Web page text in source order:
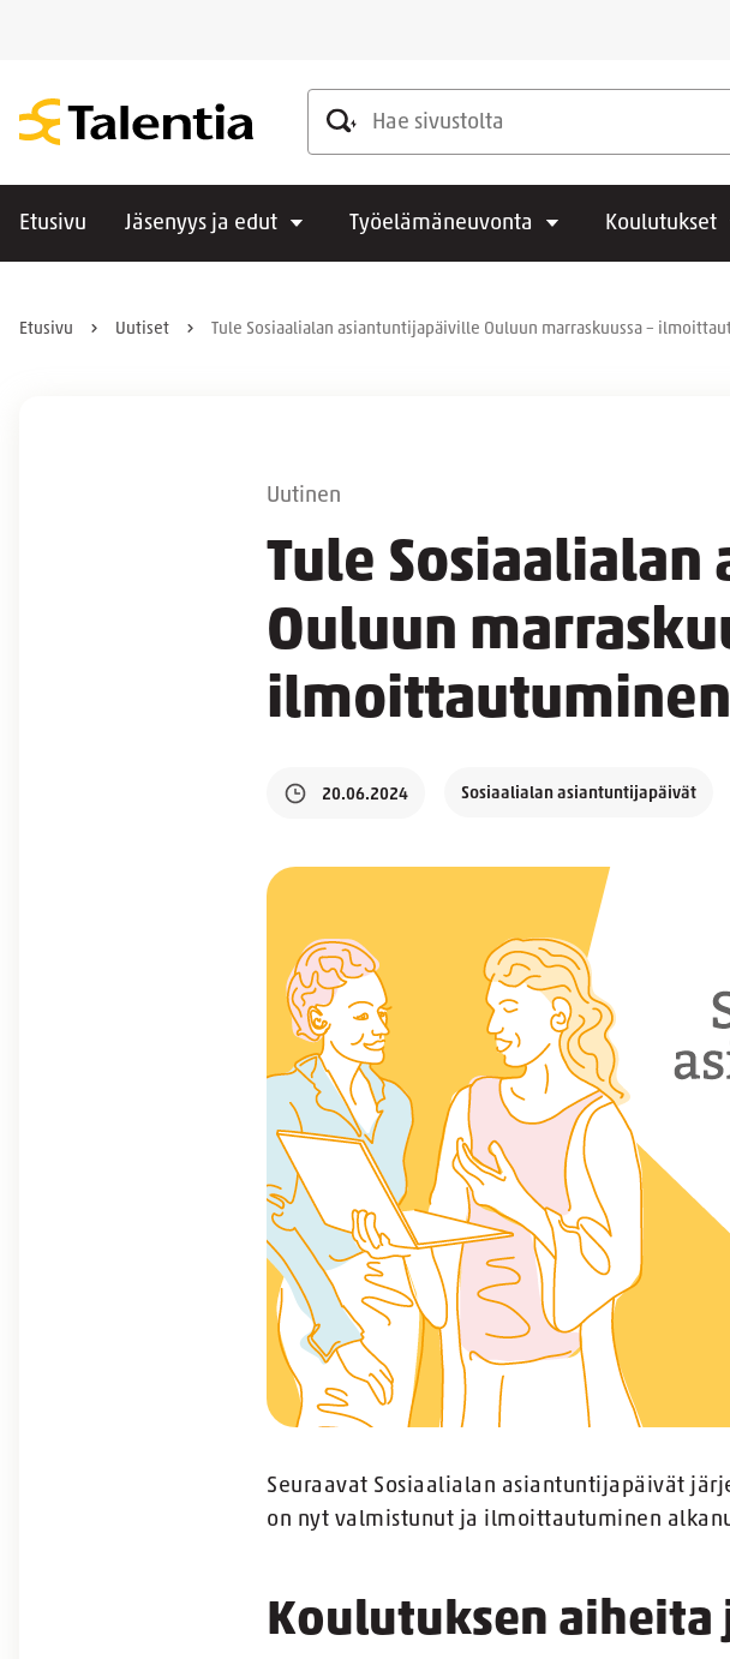
Hae sivustolta
Etusivu Jäsenyys ja edut Työelämäneuvonta Koulutukset
Etusivu Uutiset Tule Sosiaalialan asiantuntijapäiville Ouluun marraskuussa –
Uutinen
Tule
Ouluun
20.06.2024 Sosiaalialan asiantuntijapäivät
Seuraavat Sosiaalialan asiantuntijapäivät
on nyt valmistunut ja ilmoittautuminen
Koulutuksen aiheita